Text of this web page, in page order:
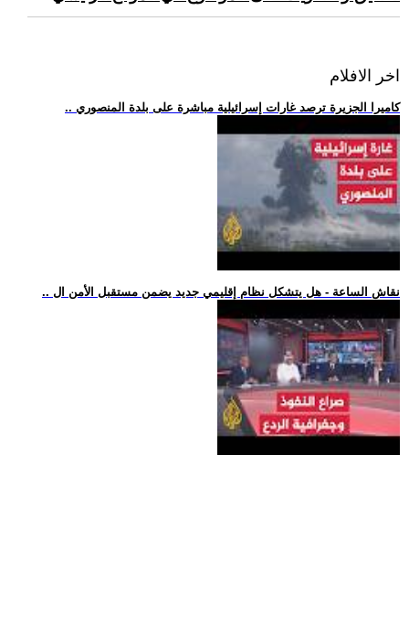
اخر الافلام
.. كاميرا الجزيرة ترصد غارات إسرائيلية مباشرة على بلدة المنصوري
.. نقاش الساعة - هل يتشكل نظام إقليمي جديد يضمن مستقبل الأمن ال